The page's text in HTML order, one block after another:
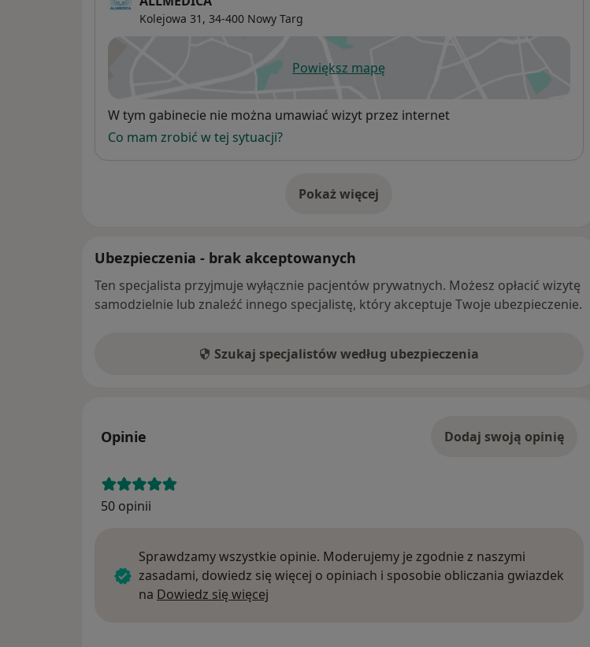
Kolejowa 31, 34-400 Nowy Targ
Powiększ mapęotwiera się w nowej karcie
Dostępność
W tym gabinecie nie można umawiać wizyt przez internet
Co mam zrobić w tej sytuacji?
Pokaż więcej
o adresie
Ubezpieczenia - brak akceptowanych
Ten specjalista przyjmuje wyłącznie pacjentów prywatnych. Możesz opłacić wizytę
samodzielnie lub znaleźć innego specjalistę, który akceptuje Twoje ubezpieczenie.
Szukaj specjalistów według ubezpieczenia
Opinie Dodaj swoją opinię
50 opinii
Sprawdzamy wszystkie opinie. Moderujemy je zgodnie z naszymi
zasadami, dowiedz się więcej o opiniach i sposobie obliczania gwiazdek
na Dowiedz się więcej